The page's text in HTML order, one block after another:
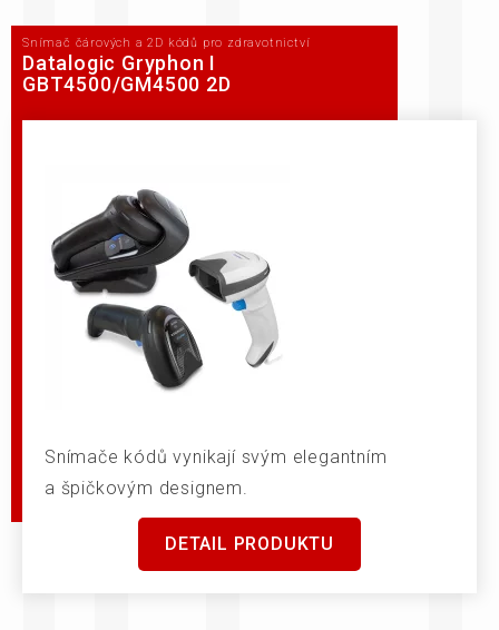
Snímač čárových a 2D kódů pro zdravotnictví
Datalogic Gryphon I
GBT4500/GM4500 2D
Snímače kódů vynikají svým elegantním
a špičkovým designem.
DETAIL PRODUKTU